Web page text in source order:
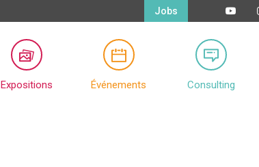
Jobs
Expositions Événements Consulting